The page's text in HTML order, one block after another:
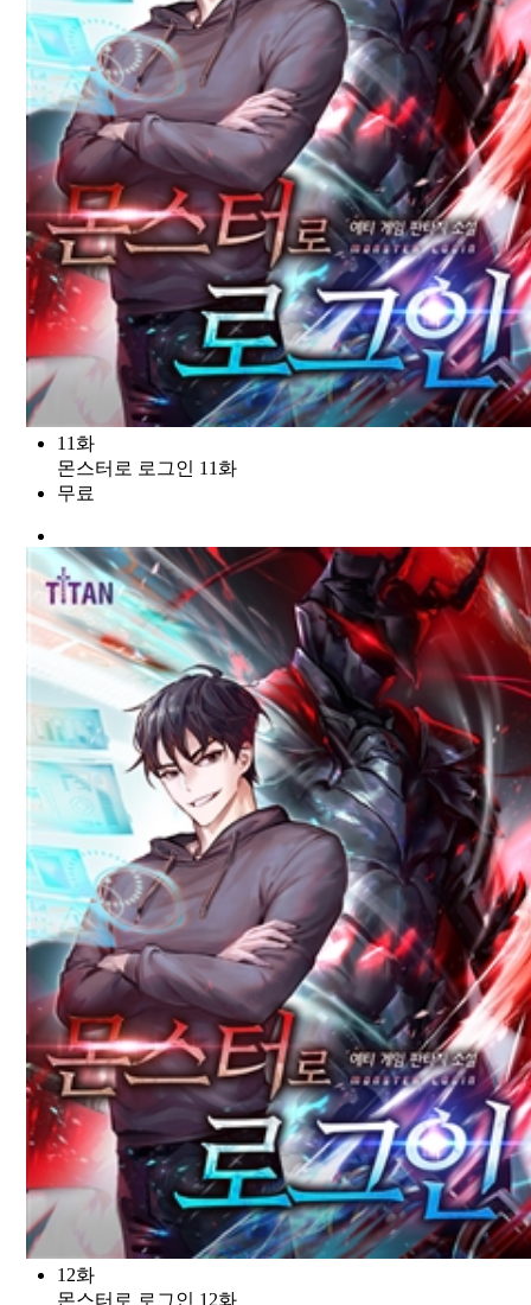
11화
몬스터로 로그인 11화
무료
12화
몬스터로 로그인 12화